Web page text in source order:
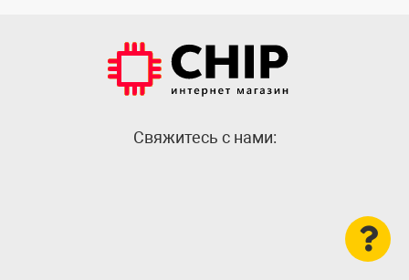
Cвяжитесь с нами: